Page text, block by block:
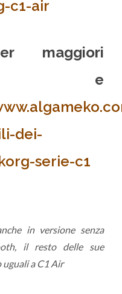
c1-air
maggiori
e
dei-
serie-c1
in versione senza
il resto delle sue
uguali a C1 Air